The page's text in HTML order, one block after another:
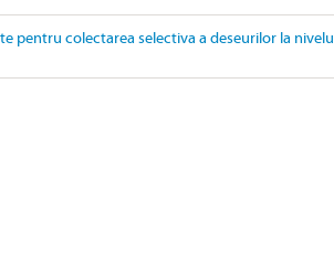
pentru colectarea selectiva a deseurilor la nivelul